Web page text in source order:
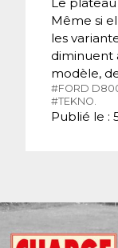
Même si
les
diminuent
modèle,
#FORD
#TEKNO.
Publié le :